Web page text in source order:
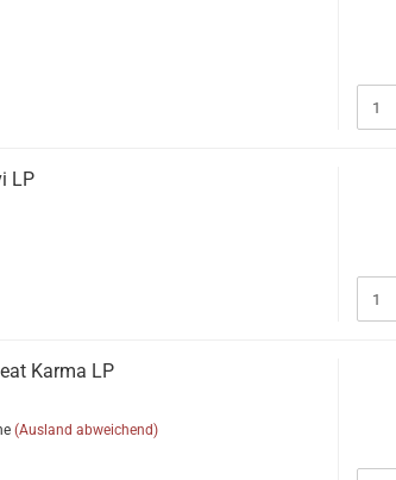
LP
Karma LP
(Ausland abweichend)